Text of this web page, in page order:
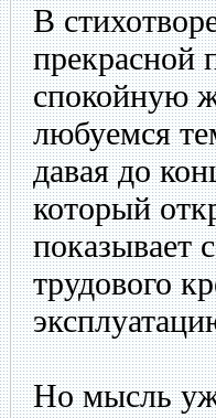
В
спокойную
любуемся
давая до
который
показывает
трудового
Но мысль